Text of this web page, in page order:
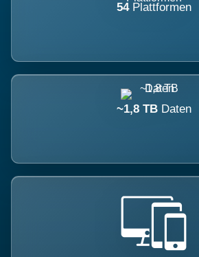
54 Plattformen
~1,8 TB Daten